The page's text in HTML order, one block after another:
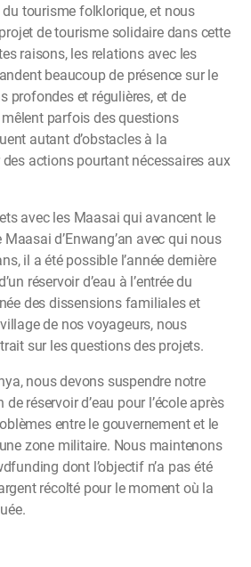
tourisme folklorique, et nous
de tourisme solidaire dans cette
raisons, les relations avec les
beaucoup de présence sur le
profondes et régulières, et de
parfois des questions
autant d’obstacles à la
actions pourtant nécessaires aux
avec les Maasai qui avancent le
d’Enwang’an avec qui nous
il a été possible l’année dernière
réservoir d’eau à l’entrée du
des dissensions familiales et
de nos voyageurs, nous
sur les questions des projets.
nous devons suspendre notre
réservoir d’eau pour l’école après
entre le gouvernement et le
zone militaire. Nous maintenons
dont l’objectif n’a pas été
récolté pour le moment où la